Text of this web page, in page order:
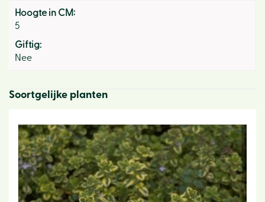
Hoogte in CM:
5
Giftig:
Nee
Soortgelijke planten